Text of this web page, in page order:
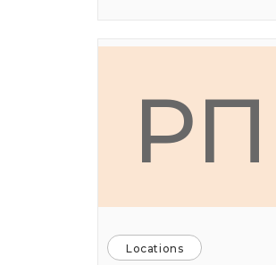
РП
Locations